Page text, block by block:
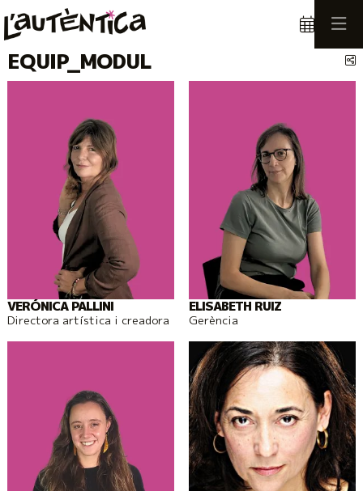
EQUIP_MODUL
VERÓNICA PALLINI
Directora artística i creadora
ELISABETH RUIZ
Gerència